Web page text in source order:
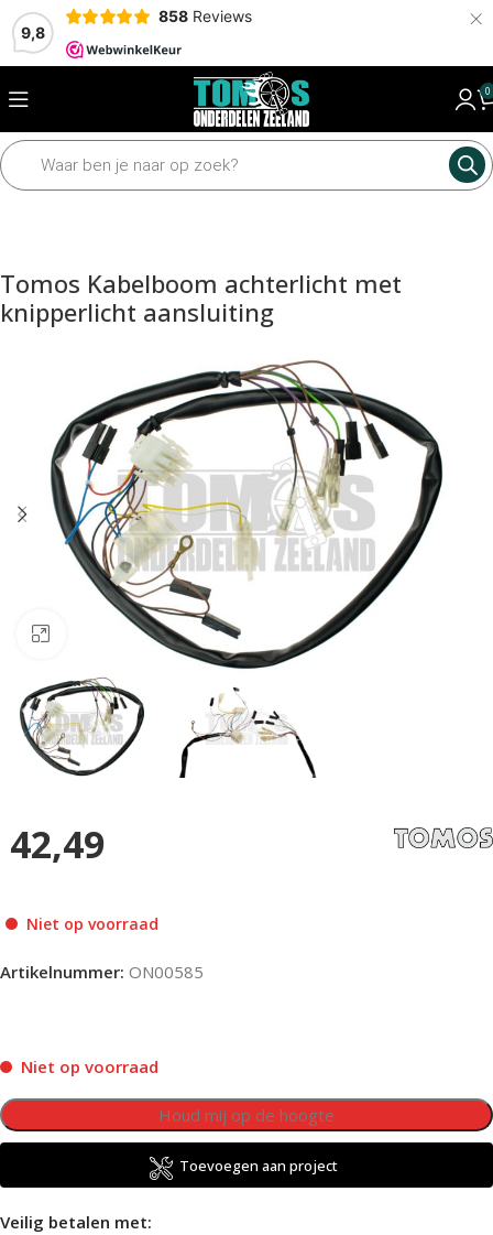
9,8
858 Reviews ×
0
Home Elektrisch Kabelboom
Tomos Kabelboom achterlicht met
knipperlicht aansluiting
Klik om te vergroten
42,49
Niet op voorraad
Artikelnummer: ON00585
Niet op voorraad
Toevoegen aan project
Veilig betalen met: